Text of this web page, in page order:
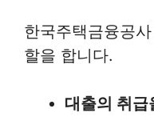
한국주택금융공
할을 합니다.
대출의 취급